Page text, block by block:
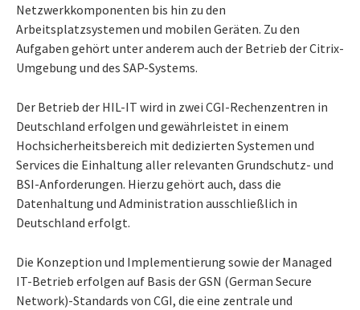
Netzwerkkomponenten bis hin zu den
Arbeitsplatzsystemen und mobilen Geräten. Zu den
Aufgaben gehört unter anderem auch der Betrieb der Citrix-
Umgebung und des SAP-Systems.
Der Betrieb der HIL-IT wird in zwei CGI-Rechenzentren in
Deutschland erfolgen und gewährleistet in einem
Hochsicherheitsbereich mit dedizierten Systemen und
Services die Einhaltung aller relevanten Grundschutz- und
BSI-Anforderungen. Hierzu gehört auch, dass die
Datenhaltung und Administration ausschließlich in
Deutschland erfolgt.
Die Konzeption und Implementierung sowie der Managed
IT-Betrieb erfolgen auf Basis der GSN (German Secure
Network)-Standards von CGI, die eine zentrale und